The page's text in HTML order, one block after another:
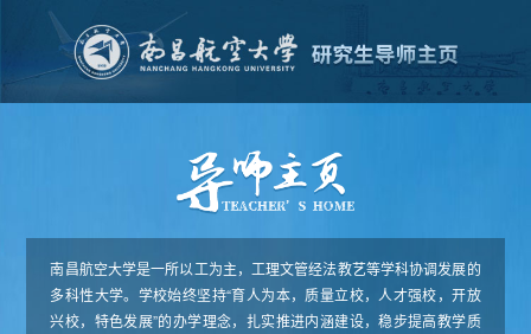
南昌航空大学是一所以工为主，工理文管经法教艺等学科协调发展的
多科性大学。学校始终坚持“育人为本，质量立校，人才强校，开放
兴校，特色发展”的办学理念，扎实推进内涵建设，稳步提高教学质